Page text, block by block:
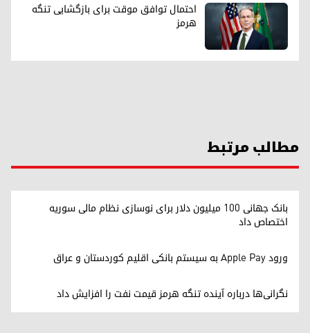
احتمال توافق موقت برای بازگشایی تنگه
هرمز
مطالب مرتبط
بانک جهانی ۱۰۰ میلیون دلار برای نوسازی نظام مالی سوریه
اختصاص داد
ورود Apple Pay به سیستم بانکی اقلیم کوردستان و عراق
نگرانی‌ها درباره آینده تنگه هرمز قیمت نفت را افزایش داد